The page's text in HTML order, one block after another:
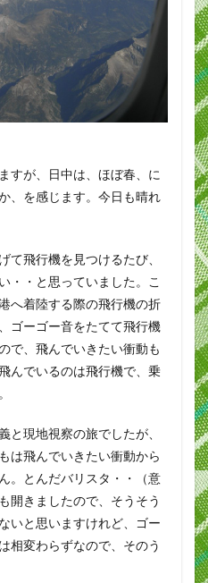
すが、日中は、ほぼ春、に
、を感じます。今日も晴れ
て飛行機を見つけるたび、
・・と思っていました。こ
へ着陸する際の飛行機の折
ゴーゴー音をたてて飛行機
で、飛んでいきたい衝動も
んでいるのは飛行機で、乗
と現地視察の旅でしたが、
は飛んでいきたい衝動から
。とんだバリスタ・・（意
開きましたので、そうそう
いと思いますけれど、ゴー
相変わらずなので、そのう